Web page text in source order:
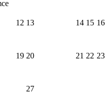
12 13 14 15 16
19 20 21 22 23
27